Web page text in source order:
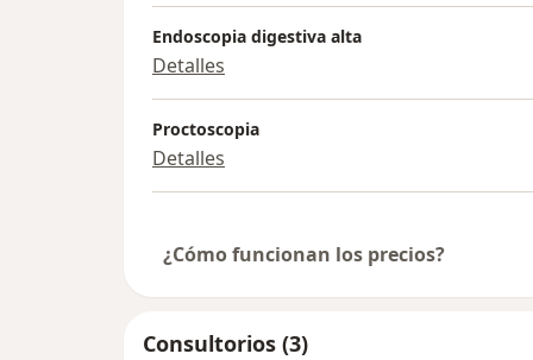
Endoscopia digestiva alta
Detalles
Proctoscopia
Detalles
¿Cómo funcionan los precios?
Consultorios (3)